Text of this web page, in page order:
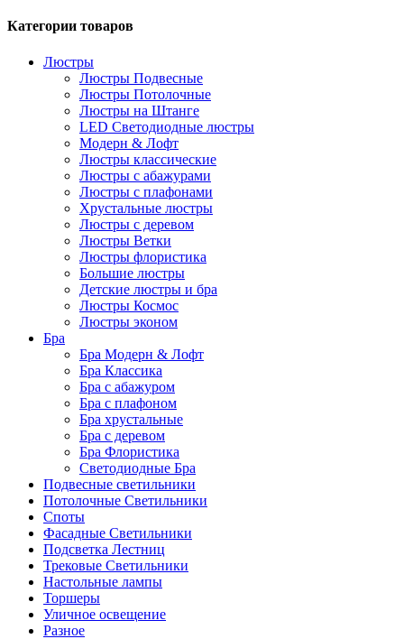
Категории товаров
Люстры
Люстры Подвесные
Люстры Потолочные
Люстры на Штанге
LED Светодиодные люстры
Модерн & Лофт
Люстры классические
Люстры с абажурами
Люстры с плафонами
Хрустальные люстры
Люстры с деревом
Люстры Ветки
Люстры флористика
Большие люстры
Детские люстры и бра
Люстры Космос
Люстры эконом
Бра
Бра Модерн & Лофт
Бра Классика
Бра с абажуром
Бра с плафоном
Бра хрустальные
Бра с деревом
Бра Флористика
Светодиодные Бра
Подвесные светильники
Потолочные Светильники
Споты
Фасадные Светильники
Подсветка Лестниц
Трековые Светильники
Настольные лампы
Торшеры
Уличное освещение
Разное